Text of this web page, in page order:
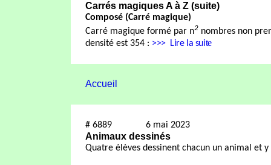
Carrés magiques A à Z (suite)
Composé (Carré magique)
Carré magique formé par n2 nombres non
densité est 354 : >>> Lire la suite
Accueil
# 6889 6 mai 2023
Animaux dessinés
Quatre élèves dessinent chacun un animal et